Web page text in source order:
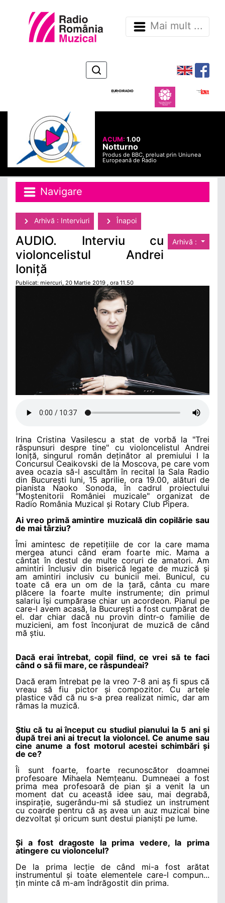
Mai mult ...
ACUM:1.00
Notturno
Produs de BBC, preluat prin Uniunea
Europeană de Radio
Navigare
Arhivă : Interviuri Înapoi
Arhivă :
AUDIO. Interviu cu
violoncelistul Andrei
Ioniță
Publicat: miercuri, 20 Martie 2019 , ora 11.50
Irina Cristina Vasilescu a stat de vorbă la "Trei
răspunsuri despre tine" cu violoncelistul Andrei
Ioniță, singurul român deținător al premiului I la
Concursul Ceaikovski de la Moscova, pe care vom
avea ocazia să-l ascultăm în recital la Sala Radio
din București luni, 15 aprilie, ora 19.00, alături de
pianista Naoko Sonoda, în cadrul proiectului
"Moștenitorii României muzicale" organizat de
Radio România Muzical și Rotary Club Pipera.
Ai vreo primă amintire muzicală din copilărie sau
de mai târziu?
Îmi amintesc de repetițiile de cor la care mama
mergea atunci când eram foarte mic. Mama a
cântat în destul de multe coruri de amatori. Am
amintiri înclusiv din biserică legate de muzică și
am amintiri inclusiv cu bunicii mei. Bunicul, cu
toate că era un om de la țară, cânta cu mare
plăcere la foarte multe instrumente; din primul
salariu își cumpărase chiar un acordeon. Pianul pe
care-l avem acasă, la București a fost cumpărat de
el. dar chiar dacă nu provin dintr-o familie de
muzicieni, am fost înconjurat de muzică de când
mă știu.
Dacă erai întrebat, copil fiind, ce vrei să te faci
când o să fii mare, ce răspundeai?
Dacă eram întrebat pe la vreo 7-8 ani aș fi spus că
vreau să fiu pictor și compozitor. Cu artele
plastice văd că nu s-a prea realizat nimic, dar am
rămas la muzică.
Știu că tu ai început cu studiul pianului la 5 ani și
după trei ani ai trecut la violoncel. Ce anume sau
cine anume a fost motorul acestei schimbări și
de ce?
Îi sunt foarte, foarte recunoscător doamnei
profesoare Mihaela Nemțeanu. Dumneaei a fost
prima mea profesoară de pian și a venit la un
moment dat cu această idee sau, mai degrabă,
inspirație, sugerându-mi să studiez un instrument
cu coarde pentru că aș avea un auz muzical bine
dezvoltat și oricum sunt destui pianiști pe lume.
Și a fost dragoste la prima vedere, la prima
atingere cu violoncelul?
De la prima lecție de când mi-a fost arătat
instrumentul și toate elementele care-l compun...
țin minte că m-am îndrăgostit din prima.